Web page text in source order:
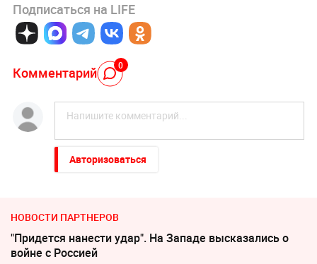
Подписаться на LIFE
Комментарий 0
Авторизоваться
НОВОСТИ ПАРТНЕРОВ
"Придется нанести удар". На Западе высказались о
войне с Россией